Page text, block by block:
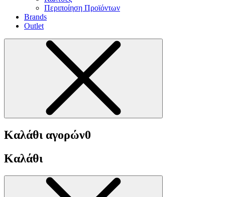
Περιποίηση Προϊόντων
Brands
Outlet
Καλάθι αγορών0
Καλάθι